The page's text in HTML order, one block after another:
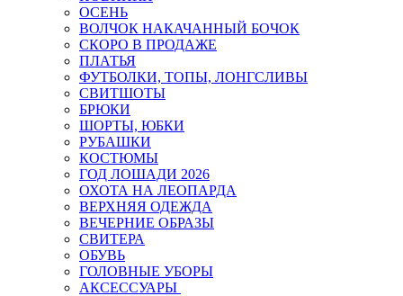
ОСЕНЬ
ВОЛЧОК НАКАЧАННЫЙ БОЧОК
СКОРО В ПРОДАЖЕ
ПЛАТЬЯ
ФУТБОЛКИ, ТОПЫ, ЛОНГСЛИВЫ
СВИТШОТЫ
БРЮКИ
ШОРТЫ, ЮБКИ
РУБАШКИ
КОСТЮМЫ
ГОД ЛОШАДИ 2026
ОХОТА НА ЛЕОПАРДА
ВЕРХНЯЯ ОДЕЖДА
ВЕЧЕРНИЕ ОБРАЗЫ
СВИТЕРА
ОБУВЬ
ГОЛОВНЫЕ УБОРЫ
АКСЕССУАРЫ